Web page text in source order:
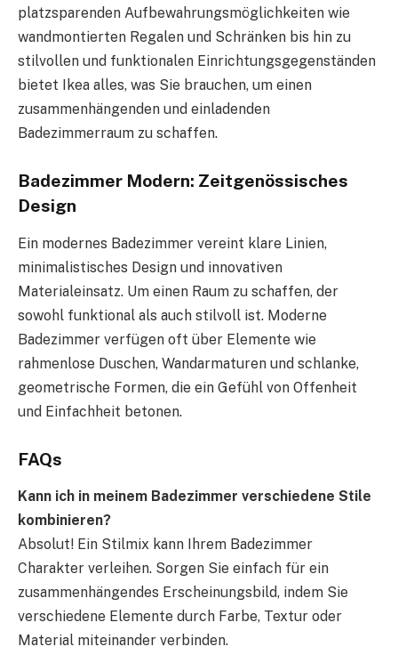
platzsparenden Aufbewahrungsmöglichkeiten wie
wandmontierten Regalen und Schränken bis hin zu
stilvollen und funktionalen Einrichtungsgegenständen
bietet Ikea alles, was Sie brauchen, um einen
zusammenhängenden und einladenden
Badezimmerraum zu schaffen.
Badezimmer Modern: Zeitgenössisches
Design
Ein modernes Badezimmer vereint klare Linien,
minimalistisches Design und innovativen
Materialeinsatz. Um einen Raum zu schaffen, der
sowohl funktional als auch stilvoll ist. Moderne
Badezimmer verfügen oft über Elemente wie
rahmenlose Duschen, Wandarmaturen und schlanke,
geometrische Formen, die ein Gefühl von Offenheit
und Einfachheit betonen.
FAQs
Kann ich in meinem Badezimmer verschiedene Stile
kombinieren?
Absolut! Ein Stilmix kann Ihrem Badezimmer
Charakter verleihen. Sorgen Sie einfach für ein
zusammenhängendes Erscheinungsbild, indem Sie
verschiedene Elemente durch Farbe, Textur oder
Material miteinander verbinden.